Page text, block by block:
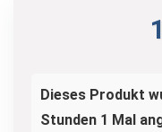
Dieses Produkt
Stunden 1 Mal